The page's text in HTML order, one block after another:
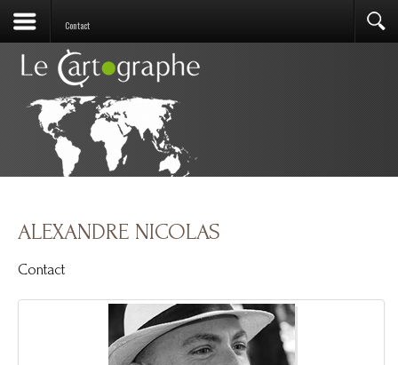
Contact
ALEXANDRE NICOLAS
Contact